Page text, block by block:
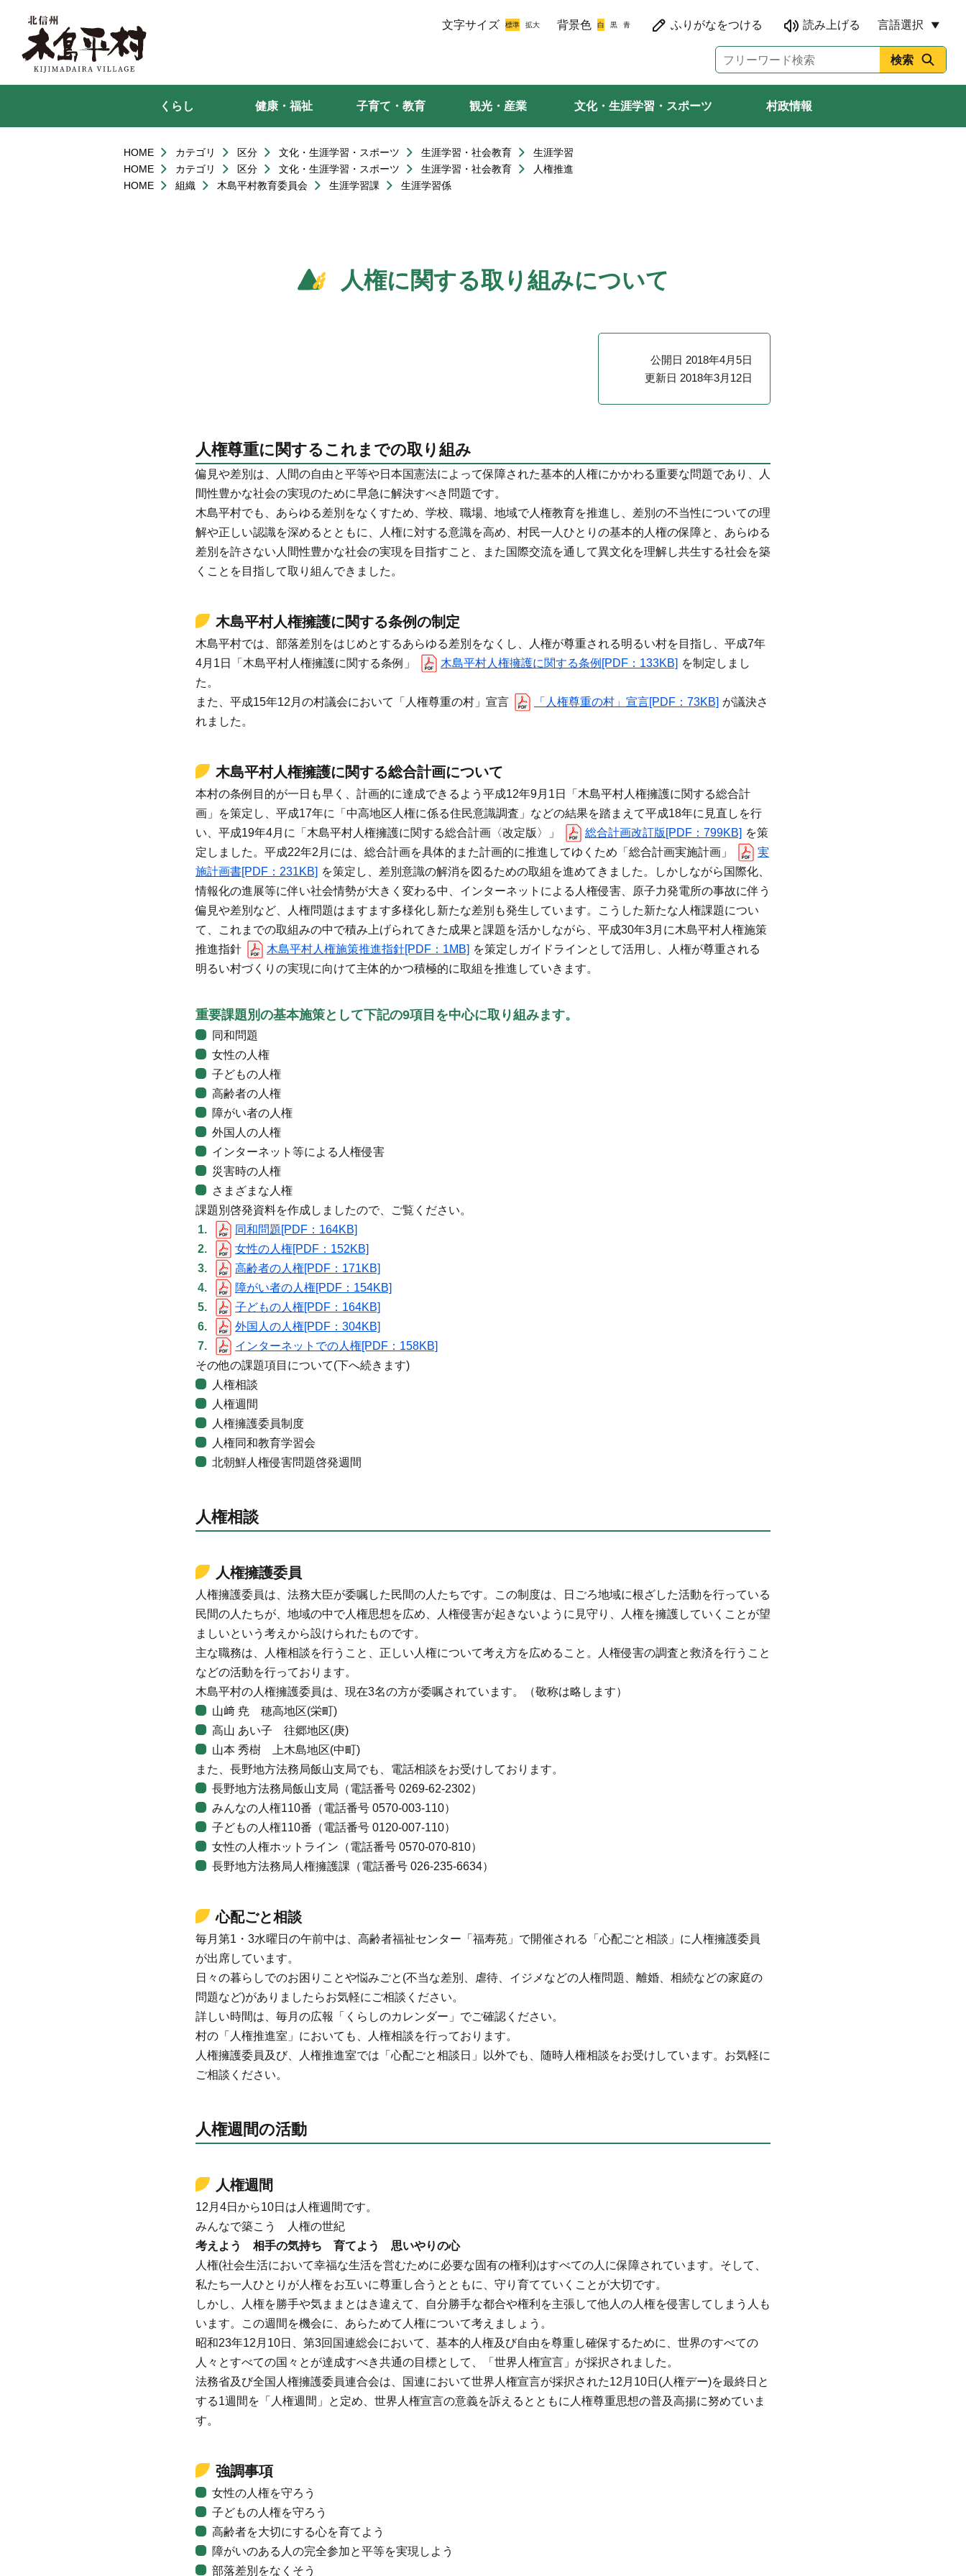
文字サイズ 背景色 言語選択
くらし 健康・福祉 子育て・教育 観光・産業 文化・生涯学習・スポーツ 村政情報
HOME カテゴリ 区分 文化・生涯学習・スポーツ 生涯学習・社会教育
生涯学習
HOME
カテゴリ 区分 文化・生涯学習・スポーツ 生涯学習・社会教育
人権推進
HOME
組織 木島平村教育委員会 生涯学習課 生涯学習係
人権に関する取り組みについて
公開日 2018年4月5日
更新日 2018年3月12日
人権尊重に関するこれまでの取り組み
偏見や差別は、人間の自由と平等や日本国憲法によって保障された基本的人権にかかわる重要な問題であり、人
間性豊かな社会の実現のために早急に解決すべき問題です。
木島平村でも、あらゆる差別をなくすため、学校、職場、地域で人権教育を推進し、差別の不当性についての理
解や正しい認識を深めるとともに、人権に対する意識を高め、村民一人ひとりの基本的人権の保障と、あらゆる
差別を許さない人間性豊かな社会の実現を目指すこと、また国際交流を通して異文化を理解し共生する社会を築
くことを目指して取り組んできました。
木島平村人権擁護に関する条例の制定
木島平村では、部落差別をはじめとするあらゆる差別をなくし、人権が尊重される明るい村を目指し、平成7年
4月1日「木島平村人権擁護に関する条例」
木島平村人権擁護に関する条例[PDF：133KB] を制定しまし
た。
また、平成15年12月の村議会において「人権尊重の村」宣言
「人権尊重の村」宣言[PDF：73KB] が議決さ
れました。
木島平村人権擁護に関する総合計画について
本村の条例目的が一日も早く、計画的に達成できるよう平成12年9月1日「木島平村人権擁護に関する総合計
画」を策定し、平成17年に「中高地区人権に係る住民意識調査」などの結果を踏まえて平成18年に見直しを行
い、平成19年4月に「木島平村人権擁護に関する総合計画〈改定版〉」
総合計画改訂版[PDF：799KB] を策
定しました。平成22年2月には、総合計画を具体的また計画的に推進してゆくため「総合計画実施計画」
実
施計画書[PDF：231KB] を策定し、差別意識の解消を図るための取組を進めてきました。しかしながら国際化、
情報化の進展等に伴い社会情勢が大きく変わる中、インターネットによる人権侵害、原子力発電所の事故に伴う
偏見や差別など、人権問題はますます多様化し新たな差別も発生しています。こうした新たな人権課題につい
て、これまでの取組みの中で積み上げられてきた成果と課題を活かしながら、平成30年3月に木島平村人権施策
推進指針
木島平村人権施策推進指針[PDF：1MB] を策定しガイドラインとして活用し、人権が尊重される
明るい村づくりの実現に向けて主体的かつ積極的に取組を推進していきます。
重要課題別の基本施策として下記の9項目を中心に取り組みます。
同和問題
女性の人権
子どもの人権
高齢者の人権
障がい者の人権
外国人の人権
インターネット等による人権侵害
災害時の人権
さまざまな人権
課題別啓発資料を作成しましたので、ご覧ください。
同和問題[PDF：164KB]
女性の人権[PDF：152KB]
高齢者の人権[PDF：171KB]
障がい者の人権[PDF：154KB]
子どもの人権[PDF：164KB]
外国人の人権[PDF：304KB]
インターネットでの人権[PDF：158KB]
その他の課題項目について(下へ続きます)
人権相談
人権週間
人権擁護委員制度
人権同和教育学習会
北朝鮮人権侵害問題啓発週間
人権相談
人権擁護委員
人権擁護委員は、法務大臣が委嘱した民間の人たちです。この制度は、日ごろ地域に根ざした活動を行っている
民間の人たちが、地域の中で人権思想を広め、人権侵害が起きないように見守り、人権を擁護していくことが望
ましいという考えから設けられたものです。
主な職務は、人権相談を行うこと、正しい人権について考え方を広めること。人権侵害の調査と救済を行うこと
などの活動を行っております。
木島平村の人権擁護委員は、現在3名の方が委嘱されています。（敬称は略します）
山﨑 尭 穂高地区(栄町)
高山 あい子 往郷地区(庚)
山本 秀樹 上木島地区(中町)
また、長野地方法務局飯山支局でも、電話相談をお受けしております。
長野地方法務局飯山支局（電話番号 0269-62-2302）
みんなの人権110番（電話番号 0570-003-110）
子どもの人権110番（電話番号 0120-007-110）
女性の人権ホットライン（電話番号 0570-070-810）
長野地方法務局人権擁護課（電話番号 026-235-6634）
心配ごと相談
毎月第1・3水曜日の午前中は、高齢者福祉センター「福寿苑」で開催される「心配ごと相談」に人権擁護委員
が出席しています。
日々の暮らしでのお困りことや悩みごと(不当な差別、虐待、イジメなどの人権問題、離婚、相続などの家庭の
問題など)がありましたらお気軽にご相談ください。
詳しい時間は、毎月の広報「くらしのカレンダー」でご確認ください。
村の「人権推進室」においても、人権相談を行っております。
人権擁護委員及び、人権推進室では「心配ごと相談日」以外でも、随時人権相談をお受けしています。お気軽に
ご相談ください。
人権週間の活動
人権週間
12月4日から10日は人権週間です。
みんなで築こう 人権の世紀
考えよう 相手の気持ち 育てよう 思いやりの心
人権(社会生活において幸福な生活を営むために必要な固有の権利)はすべての人に保障されています。そして、
私たち一人ひとりが人権をお互いに尊重し合うとともに、守り育てていくことが大切です。
しかし、人権を勝手や気ままとはき違えて、自分勝手な都合や権利を主張して他人の人権を侵害してしまう人も
います。この週間を機会に、あらためて人権について考えましょう。
昭和23年12月10日、第3回国連総会において、基本的人権及び自由を尊重し確保するために、世界のすべての
人々とすべての国々とが達成すべき共通の目標として、「世界人権宣言」が採択されました。
法務省及び全国人権擁護委員連合会は、国連において世界人権宣言が採択された12月10日(人権デー)を最終日と
する1週間を「人権週間」と定め、世界人権宣言の意義を訴えるとともに人権尊重思想の普及高揚に努めていま
す。
強調事項
女性の人権を守ろう
子どもの人権を守ろう
高齢者を大切にする心を育てよう
障がいのある人の完全参加と平等を実現しよう
部落差別をなくそう